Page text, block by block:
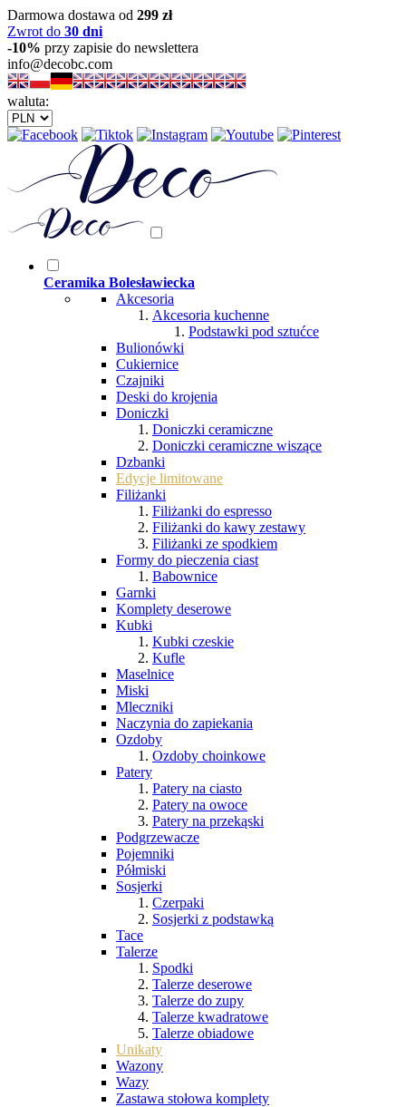
Darmowa dostawa od 299 zł
Zwrot do 30 dni
-10% przy zapisie do newslettera
info@decobc.com
waluta:
Ceramika Bolesławiecka
Akcesoria
Akcesoria kuchenne
Podstawki pod sztućce
Bulionówki
Cukiernice
Czajniki
Deski do krojenia
Doniczki
Doniczki ceramiczne
Doniczki ceramiczne wiszące
Dzbanki
Edycje limitowane
Filiżanki
Filiżanki do espresso
Filiżanki do kawy zestawy
Filiżanki ze spodkiem
Formy do pieczenia ciast
Babownice
Garnki
Komplety deserowe
Kubki
Kubki czeskie
Kufle
Maselnice
Miski
Mleczniki
Naczynia do zapiekania
Ozdoby
Ozdoby choinkowe
Patery
Patery na ciasto
Patery na owoce
Patery na przekąski
Podgrzewacze
Pojemniki
Półmiski
Sosjerki
Czerpaki
Sosjerki z podstawką
Tace
Talerze
Spodki
Talerze deserowe
Talerze do zupy
Talerze kwadratowe
Talerze obiadowe
Unikaty
Wazony
Wazy
Zastawa stołowa komplety